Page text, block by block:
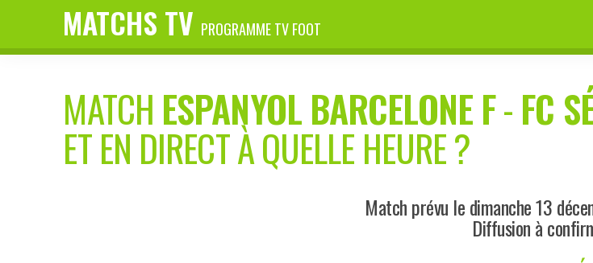
MATCHS TV PROGRAMME TV FOOT
MATCH ESPANYOL BARCELONE F-FC
ET EN DIRECT À QUELLE HEURE ?
Match prévu le dimanche 13
Diffusion à